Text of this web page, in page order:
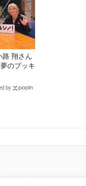
路 翔さん
のブッキ
by